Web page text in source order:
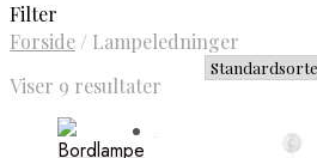
Filter
Forside/ Lampeledninger
Viser 9 resultater